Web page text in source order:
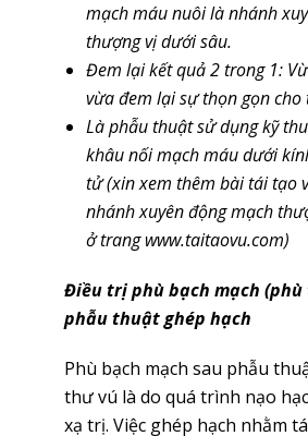
mạch máu nuôi là nhánh
thượng vị dưới sâu.
Đem lại kết quả 2 trong 1:
vừa đem lại sự thọn gọn cho
Là phẫu thuật sử dụng kỹ
khâu nối mạch máu dưới
tử (xin xem thêm bài tái tạo
nhánh xuyên động mạch
ở trang www.taitaovu.com)
Điều trị phù bạch mạch (phù
phẫu thuật ghép hạch
Phù bạch mạch sau phẫu
thư vú là do quá trình nạo
xạ trị. Việc ghép hạch nhằm